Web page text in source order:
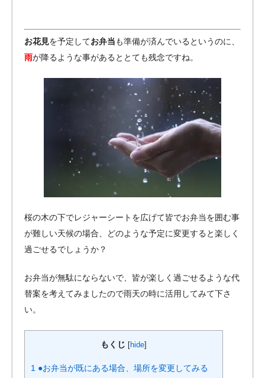
お花見を予定してお弁当も準備が済んでいるというのに、
雨が降るような事があるととても残念ですね。
桜の木の下でレジャーシートを広げて皆でお弁当を囲む事
が難しい天候の場合、どのような予定に変更すると楽しく
過ごせるでしょうか？
お弁当が無駄にならないで、皆が楽しく過ごせるような代
替案を考えてみましたので雨天の時に活用してみて下さ
い。
もくじ hide
1 ●お弁当が既にある場合、場所を変更してみる